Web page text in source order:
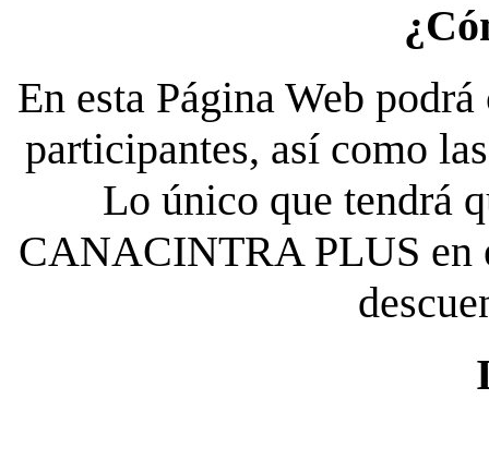
En esta Página Web
participantes, así como
Lo único que tendrá
CANACINTRA PLUS en